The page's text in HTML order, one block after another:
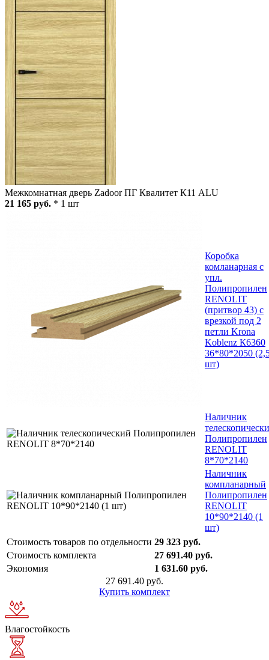
Межкомнатная дверь Zadoor ПГ Квалитет К11 ALU
21 165 руб. * 1 шт
Коробка
комланарная с
упл.
Полипропилен
RENOLIT
(притвор 43) с
врезкой под 2
петли Krona
Koblenz К6360
36*80*2050
шт)
Наличник
Полипропилен
RENOLIT
8*70*2140
Наличник
компланарный
Полипропилен
RENOLIT
10*90*2140 (1
шт)
Стоимость товаров по отдельности 29 323 руб.
Стоимость комплекта
27 691.40 руб.
Экономия
1 631.60 руб.
27 691.40 руб.
Купить комплект
Влагостойкость